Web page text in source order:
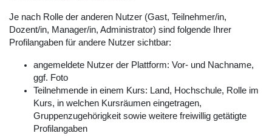
Je nach Rolle der anderen Nutzer (Gast, Teilnehmer/in,
Dozent/in, Manager/in, Administrator) sind folgende Ihrer
Profilangaben für andere Nutzer sichtbar:
angemeldete Nutzer der Plattform: Vor- und Nachname,
ggf. Foto
Teilnehmende in einem Kurs: Land, Hochschule, Rolle im
Kurs, in welchen Kursräumen eingetragen,
Gruppenzugehörigkeit sowie weitere freiwillig getätigte
Profilangaben